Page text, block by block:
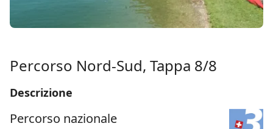
Percorso Nord-Sud, Tappa 8/8
Descrizione
Percorso nazionale